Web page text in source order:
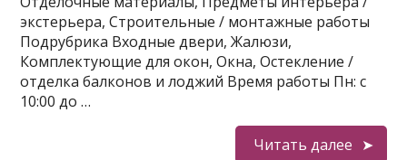
экстерьера, Строительные / монтажные работы
Подрубрика Входные двери, Жалюзи,
Комплектующие для окон, Окна, Остекление /
отделка балконов и лоджий Время работы Пн: с
10:00 до …
Читать далее